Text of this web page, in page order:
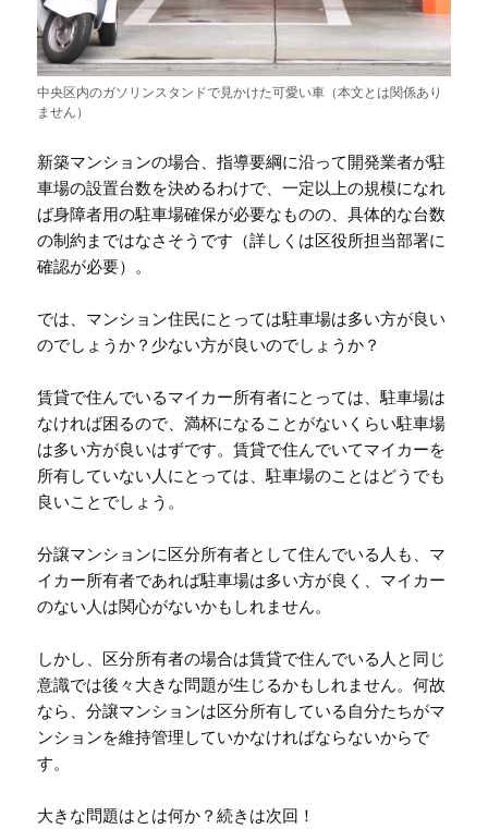
中央区内のガソリンスタンドで見かけた可愛い車（本文とは関係あり
ません）
新築マンションの場合、指導要綱に沿って開発業者が駐
車場の設置台数を決めるわけで、一定以上の規模になれ
ば身障者用の駐車場確保が必要なものの、具体的な台数
の制約まではなさそうです（詳しくは区役所担当部署に
確認が必要）。
では、マンション住民にとっては駐車場は多い方が良い
のでしょうか？少ない方が良いのでしょうか？
賃貸で住んでいるマイカー所有者にとっては、駐車場は
なければ困るので、満杯になることがないくらい駐車場
は多い方が良いはずです。賃貸で住んでいてマイカーを
所有していない人にとっては、駐車場のことはどうでも
良いことでしょう。
分譲マンションに区分所有者として住んでいる人も、マ
イカー所有者であれば駐車場は多い方が良く、マイカー
のない人は関心がないかもしれません。
しかし、区分所有者の場合は賃貸で住んでいる人と同じ
意識では後々大きな問題が生じるかもしれません。何故
なら、分譲マンションは区分所有している自分たちがマ
ンションを維持管理していかなければならないからで
す。
大きな問題はとは何か？続きは次回！